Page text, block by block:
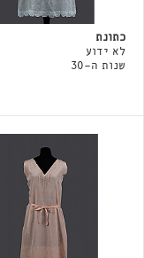
כתונת
לא ידוע
שנות ה-30